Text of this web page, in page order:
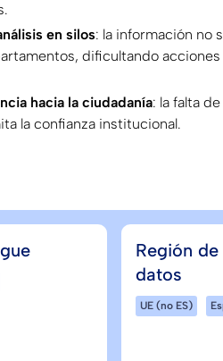
en silos: la información no
dificultando acciones
hacia la ciudadanía: la falta de
la confianza institucional.
Región
datos
UE (no ES)